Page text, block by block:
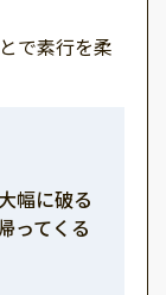
で素行を柔
幅に破る
ってくる